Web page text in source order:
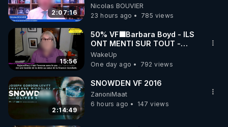
2:07:16
BOUVIER
Nicolas BOUVIER
23 hours ago
785 views
15:56
50% VF🟩Barbara Boyd - ILS
ONT MENTI SUR TOUT -
Jocelyne Traduction
WakeUp
One day ago
792 views
2:14:49
SNOWDEN VF 2016
ZanoniMaat
6 hours ago
147 views